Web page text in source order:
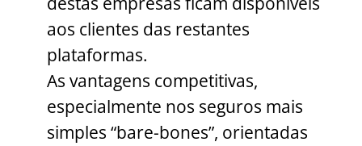
aos clientes das restantes
plataformas.
As vantagens competitivas,
especialmente nos seguros mais
simples “bare-bones”, orientadas